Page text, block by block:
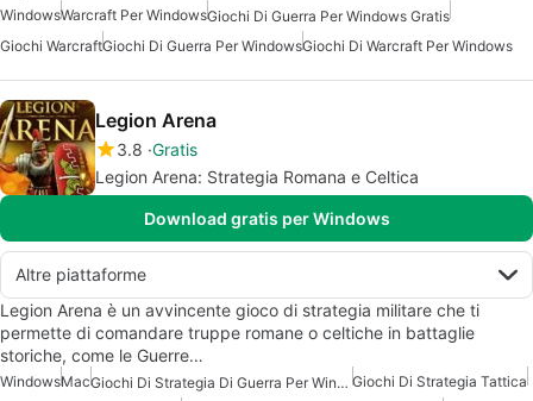
WindowsWarcraft Per WindowsGiochi Di Guerra Per Windows Gratis
Giochi WarcraftGiochi Di Guerra Per WindowsGiochi Di Warcraft Per Windows
Legion Arena
3.8 Gratis
Legion Arena: Strategia Romana e Celtica
Download gratis per Windows
Altre piattaforme
Legion Arena è un avvincente gioco di strategia militare che ti
permette di comandare truppe romane o celtiche in battaglie
storiche, come le Guerre…
WindowsMac Giochi Di Strategia Di Guerra Per Windows Gratis Giochi Di Strategia Tattica